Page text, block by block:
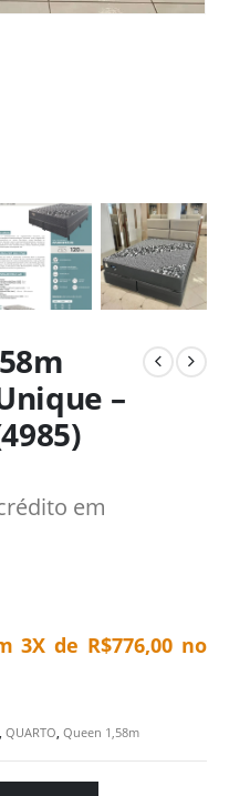
–
em
3X de R$776,00 no
, QUARTO, Queen 1,58m